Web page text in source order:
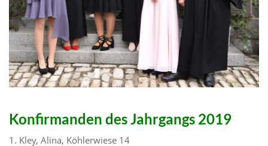
Konfirmanden des Jahrgangs 2019
1. Kley, Alina, Köhlerwiese 14